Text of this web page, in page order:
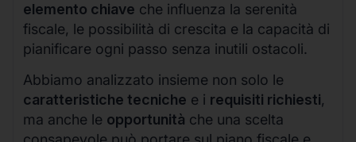
elemento chiave che influenza la serenità
fiscale, le possibilità di crescita e la capacità di
pianificare ogni passo senza inutili ostacoli.
Abbiamo analizzato insieme non solo le
caratteristiche tecniche e i requisiti richiesti,
ma anche le opportunità che una scelta